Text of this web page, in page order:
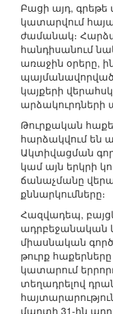
Բացի այդ, գրեթե
կատարվում
ժամանակ։
հանդիսանում
առաջին օրերը,
պայմանավորված
կայքերի
արձակուրդների
Թուրքական
հարձակվում են
Ակտիվացման
կամ այն երկրի
ճանաչմանը
քննարկումները։
Հազվադեպ,
ադրբեջանական
միասնական
թուրք
կատարում
տեղադրելով
մարտի 31-ին